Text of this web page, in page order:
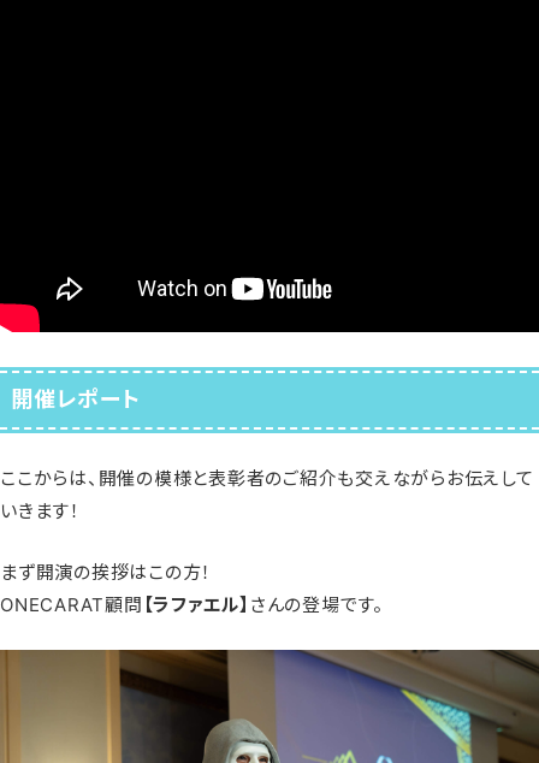
開催レポート
ここからは、開催の模様と表彰者のご紹介も交えながらお伝えして
いきます！
まず開演の挨拶はこの方！
ONECARAT顧問 【ラファエル】 さんの登場です。